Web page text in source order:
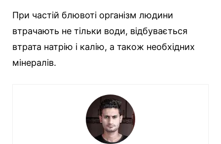
При частій блювоті організм людини
втрачають не тільки води, відбувається
втрата натрію і калію, а також необхідних
мінералів.